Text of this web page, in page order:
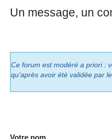
Un message, un
Ce forum est modéré a priori :
qu’après avoir été validée par